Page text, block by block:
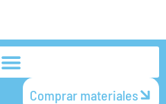
Comprar materiales